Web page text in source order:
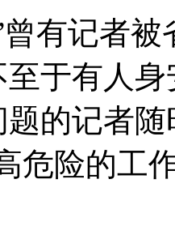
曾有记者
于有人
的记者
危险的工